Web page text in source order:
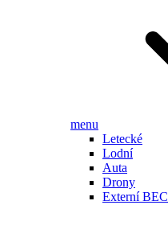
menu
Letecké
Lodní
Auta
Drony
Externí BEC